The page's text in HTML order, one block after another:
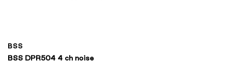
BSS
BSS DPR504 4 ch noise